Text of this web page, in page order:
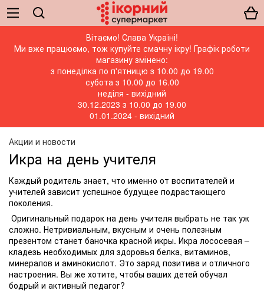
Вітаємо! Слава Україні!
Ми вже працюємо, тож купуйте смачну ікру! Графік роботи
магазину змінено:
з понеділка по п'ятницю з 10.00 до 19.00
субота з 10.00 до 16.00
неділя - вихідний
30.12.2023 з 10.00 до 19.00
01.01.2024 - вихідний
Акции и новости
Икра на день учителя
Каждый родитель знает, что именно от воспитателей и
учителей зависит успешное будущее подрастающего
поколения.
Оригинальный подарок на день учителя выбрать не так уж
сложно. Нетривиальным, вкусным и очень полезным
презентом станет баночка красной икры. Икра лососевая –
кладезь необходимых для здоровья белка, витаминов,
минералов и аминокислот. Это заряд позитива и отличного
настроения. Вы же хотите, чтобы ваших детей обучал
бодрый и активный педагог?